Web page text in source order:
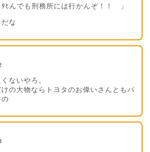
んでも刑務所には行かんぞ！！ 」
な
ないやろ。
の大物ならトヨタのお偉いさんともパ